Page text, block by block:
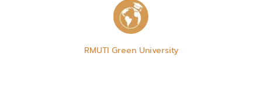
RMUTI Green University